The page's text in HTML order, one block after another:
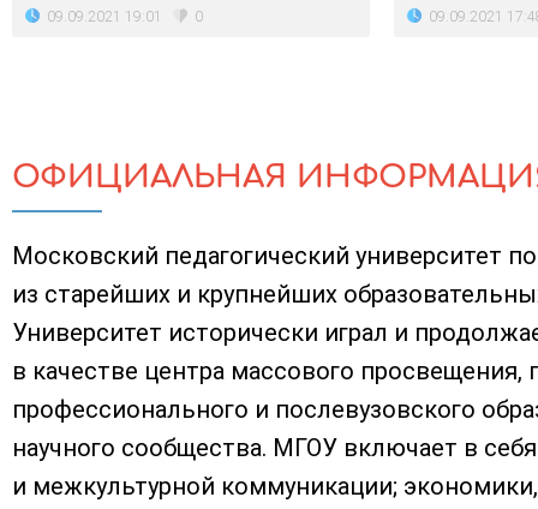
09.09.2021 19:01 0 09.09.2021
ОФИЦИАЛЬНАЯ
Московский педагоги­ческий университет
из старейших и крупнейших
Университет исторически играл и
в качестве центра массового
профессионального и послевузовского
научного сообщества. МГОУ включает в
и межкультурной коммуникации;